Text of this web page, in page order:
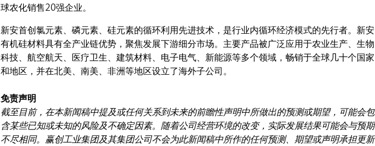
球农化销售20强企业。
新安首创氯元素、磷元素、硅元素的循环利用先进技术，是行业内循环经济模式的先行者。新安
有机硅材料具有全产业链优势，聚焦发展下游细分市场。主要产品被广泛应用于农业生产、生物
科技、航空航天、医疗卫生、建筑材料、电子电气、新能源等多个领域，畅销于全球几十个国家
和地区，并在北美、南美、非洲等地区设立了海外子公司。
免责声明
截至目前，在本新闻稿中提及或任何关系到未来的前瞻性声明中所做出的预测或期望，可能会包
含某些已知或未知的风险及不确定因素。随着公司经营环境的改变，实际发展结果可能会与预期
不尽相同。赢创工业集团及其集团公司不会为此新闻稿中所作的任何预测、期望或声明承担更新